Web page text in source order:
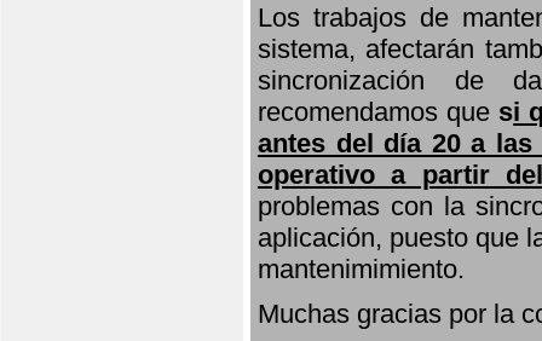
Los trabajos de
sistema, afectarán
sincronización de
recomendamos que si
antes del día 20 a
operativo a partir
problemas con la
aplicación, puesto que
mantenimimiento.
Muchas gracias por la